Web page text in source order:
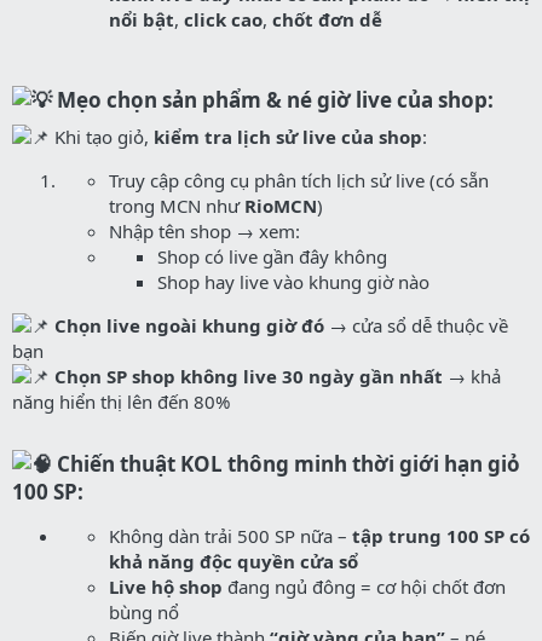
nổi bật, click cao, chốt đơn dễ
Mẹo chọn sản phẩm & né giờ live của shop:
Khi tạo giỏ, kiểm tra lịch sử live của shop:
Truy cập công cụ phân tích lịch sử live (có sẵn
trong MCN như RioMCN)
Nhập tên shop → xem:
Shop có live gần đây không
Shop hay live vào khung giờ nào
Chọn live ngoài khung giờ đó → cửa sổ dễ thuộc về
bạn
Chọn SP shop không live 30 ngày gần nhất → khả
năng hiển thị lên đến 80%
Chiến thuật KOL thông minh thời giới hạn giỏ
100 SP:
Không dàn trải 500 SP nữa – tập trung 100 SP có
khả năng độc quyền cửa sổ
Live hộ shop đang ngủ đông = cơ hội chốt đơn
bùng nổ